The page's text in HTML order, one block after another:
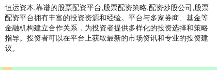
恒运资本,靠谱的股票配资平台,股票配资策略,配资炒股公司,股票
配资平台拥有丰富的投资资源和经验。平台与多家券商、基金等
金融机构建立合作关系，为投资者提供多样化的投资选择和策略
指导。投资者可以在平台上获取最新的市场资讯和专业的投资建
议。